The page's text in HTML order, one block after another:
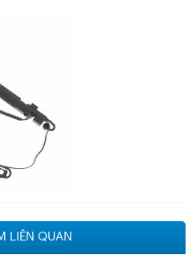
LIÊN QUAN